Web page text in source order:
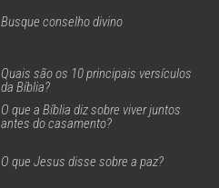
Busque conselho divino
Quais são os 10 principais versículos
da Bíblia?
O que a Bíblia diz sobre viver juntos
antes do casamento?
O que Jesus disse sobre a paz?